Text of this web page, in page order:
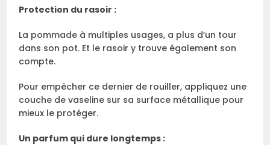
Protection du rasoir :
La pommade à multiples usages, a plus d’un tour
dans son pot. Et le rasoir y trouve également son
compte.
Pour empêcher ce dernier de rouiller, appliquez une
couche de vaseline sur sa surface métallique pour
mieux le protéger.
Un parfum qui dure longtemps :